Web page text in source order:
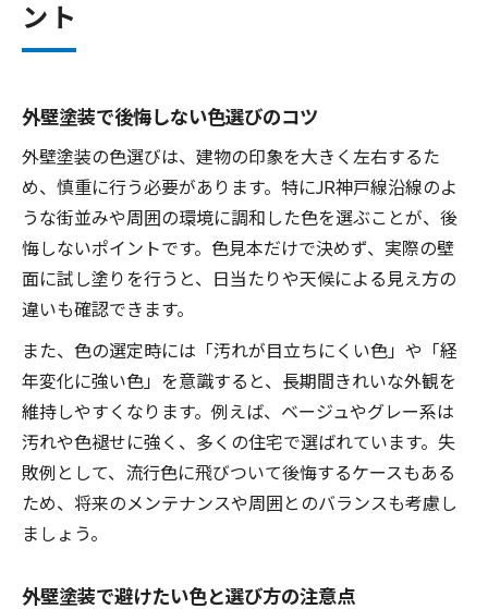
ント
外壁塗装で後悔しない色選びのコツ
外壁塗装の色選びは、建物の印象を大きく左右するた
め、慎重に行う必要があります。特にJR神戸線沿線のよ
うな街並みや周囲の環境に調和した色を選ぶことが、後
悔しないポイントです。色見本だけで決めず、実際の壁
面に試し塗りを行うと、日当たりや天候による見え方の
違いも確認できます。
また、色の選定時には「汚れが目立ちにくい色」や「経
年変化に強い色」を意識すると、長期間きれいな外観を
維持しやすくなります。例えば、ベージュやグレー系は
汚れや色褪せに強く、多くの住宅で選ばれています。失
敗例として、流行色に飛びついて後悔するケースもある
ため、将来のメンテナンスや周囲とのバランスも考慮し
ましょう。
外壁塗装で避けたい色と選び方の注意点